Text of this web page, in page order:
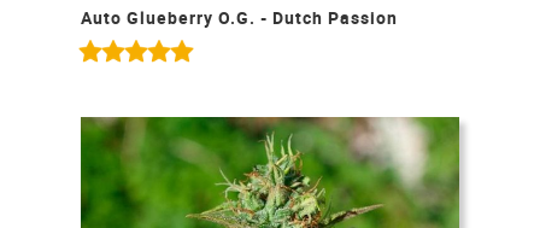
Auto Glueberry O.G. - Dutch Passion